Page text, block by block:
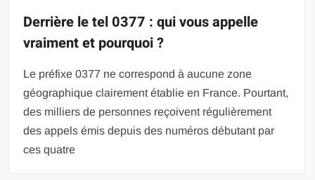
Derrière le tel 0377 : qui vous appelle
vraiment et pourquoi ?
Le préfixe 0377 ne correspond à aucune zone
géographique clairement établie en France. Pourtant,
des milliers de personnes reçoivent régulièrement
des appels émis depuis des numéros débutant par
ces quatre